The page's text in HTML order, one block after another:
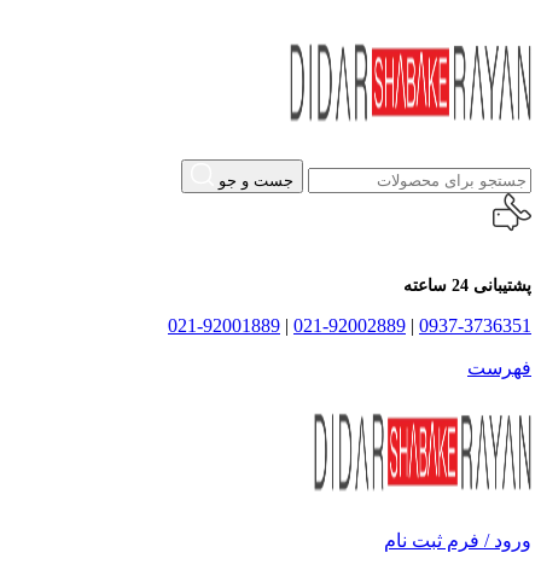
جست و جو
پشتیبانی 24 ساعته
0937-3736351
|
021-92002889
|
021-92001889
فهرست
ورود / فرم ثبت نام